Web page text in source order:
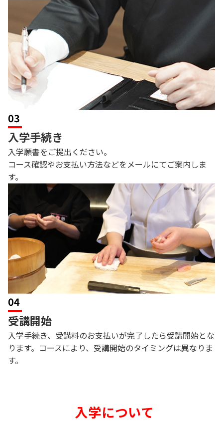
03
入学手続き
入学願書をご提出ください。
コース確認やお支払い方法などをメールにてご案内しま
す。
04
受講開始
入学手続き、受講料のお支払いが完了したら受講開始とな
ります。コースにより、受講開始のタイミングは異なりま
す。
入学について